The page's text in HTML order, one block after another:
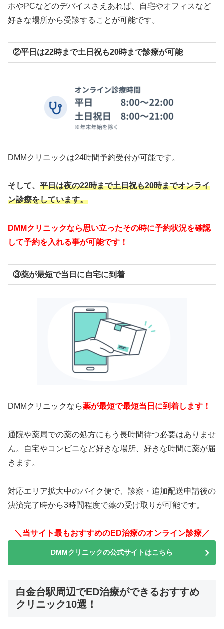
ホやPCなどのデバイスさえあれば、自宅やオフィスなど
好きな場所から受診することが可能です。
②平日は22時まで土日祝も20時まで診療が可能
DMMクリニックは24時間予約受付が可能です。
そして、 平日は夜の22時まで土日祝も20時までオンライ
ン診療をしています。
DMMクリニックなら思い立ったその時に予約状況を確認
して予約を入れる事が可能です！
③薬が最短で当日に自宅に到着
DMMクリニックなら薬が最短で最短当日に到着します！
通院や薬局での薬の処方にもう長時間待つ必要はありませ
ん。自宅やコンビニなど好きな場所、好きな時間に薬が届
きます。
対応エリア拡大中のバイク便で、診察・追加配送申請後の
決済完了時から3時間程度で薬の受け取りが可能です。
＼当サイト最もおすすめのED治療のオンライン診療／
DMMクリニックの公式サイトはこちら
白金台駅周辺でED治療ができるおすすめ
クリニック10選！